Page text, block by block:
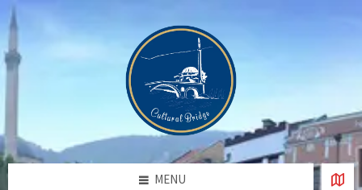
Skip
to
content
Skip
to
left
sidebar
Skip
to
right
sidebar
Skip
to
footer
MENU